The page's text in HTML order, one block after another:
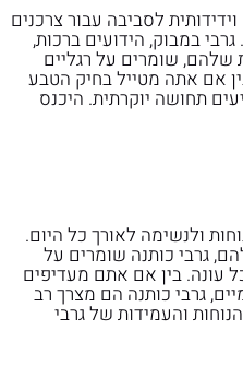
לסביבה עבור צרכנים
במבוק, הידועים ברכות,
שלהם, שומרים על רגליים
אם אתה מטייל בחיק הטבע
תחושה יוקרתית. היכנס
ולנשימה לאורך כל היום.
גרבי כותנה שומרים על
עונה. בין אם אתם מעדיפים
גרבי כותנה הם מצרך רב
והעמידות של גרבי